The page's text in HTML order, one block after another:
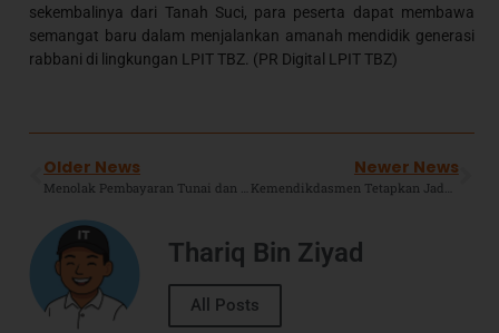
sekembalinya dari Tanah Suci, para peserta dapat membawa
semangat baru dalam menjalankan amanah mendidik generasi
rabbani di lingkungan LPIT TBZ. (PR Digital LPIT TBZ)
Older News Newer News
Thariq Bin Ziyad
All Posts